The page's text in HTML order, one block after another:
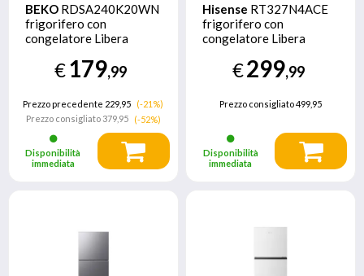
BEKO RDSA240K20WN
frigorifero con
congelatore Libera
Bianco
€179,99
Prezzo precedente 229,95
(-21%)
Prezzo consigliato379,95 (-52%)
Disponibilità
immediata
Hisense RT327N4ACE
frigorifero con
congelatore Libera
Grigio€299,99
Prezzo consigliato499,95
Disponibilità
immediata